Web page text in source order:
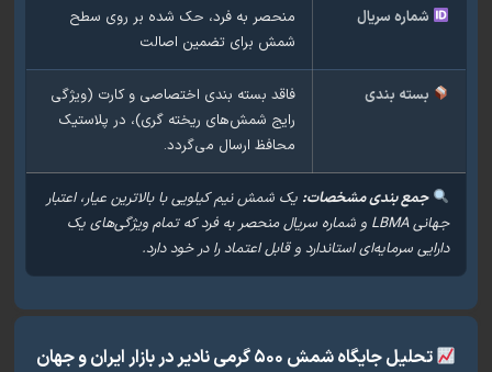
شماره سریال
منحصر به فرد، حک شده بر روی سطح
شمش برای تضمین اصالت
بسته بندی
فاقد بسته بندی اختصاصی و کارت (ویژگی
رایج شمش‌های ریخته گری)، در پلاستیک
محافظ ارسال می‌گردد.
جمع بندی مشخصات:یک شمش نیم کیلویی با بالاترین عیار، اعتبار
جهانی LBMA و شماره سریال منحصر به فرد که تمام ویژگی‌های یک
سرمایه‌ای استاندارد و قابل اعتماد را در خود دارد.
جایگاه شمش ۵۰۰ گرمی نادیر در بازار ایران و جهان